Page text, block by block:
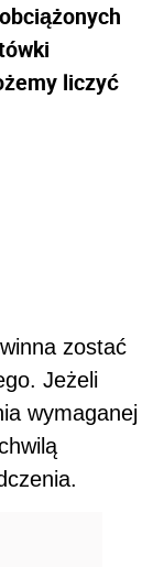
liczyć
zostać
Jeżeli
wymaganej